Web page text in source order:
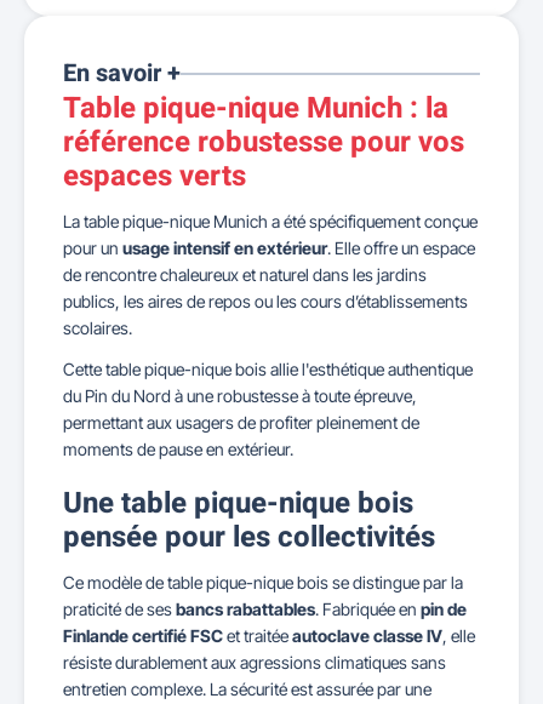
En savoir +
Table pique-nique Munich : la
référence robustesse pour vos
espaces verts
La table pique-nique Munich a été spécifiquement conçue
pour un usage intensif en extérieur. Elle offre un espace
de rencontre chaleureux et naturel dans les jardins
publics, les aires de repos ou les cours d’établissements
scolaires.
Cette table pique-nique bois allie l'esthétique authentique
du Pin du Nord à une robustesse à toute épreuve,
permettant aux usagers de profiter pleinement de
moments de pause en extérieur.
Une table pique-nique bois
pensée pour les collectivités
Ce modèle de table pique-nique bois se distingue par la
praticité de sesbancs rabattables. Fabriquée en pin de
Finlande certifié FSCet traitéeautoclave classe IV, elle
résiste durablement aux agressions climatiques sans
entretien complexe. La sécurité est assurée par une